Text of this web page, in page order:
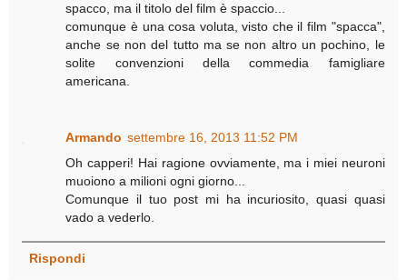
spacco, ma il titolo del film è spaccio...
comunque è una cosa voluta, visto che il film "spacca",
anche se non del tutto ma se non altro un pochino, le
solite convenzioni della commedia famigliare
americana.
Armando settembre 16, 2013 11:52 PM
Oh capperi! Hai ragione ovviamente, ma i miei neuroni
muoiono a milioni ogni giorno...
Comunque il tuo post mi ha incuriosito, quasi quasi
vado a vederlo.
Rispondi